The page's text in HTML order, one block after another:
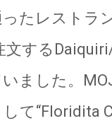
たレストラ
文する
ました。
て“Floridita